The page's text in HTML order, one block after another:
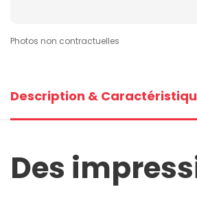
Photos non contractuelles
Description &
Des